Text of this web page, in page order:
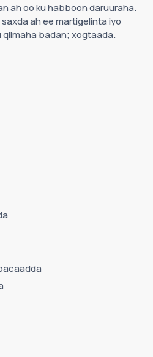
ah oo ku habboon daruuraha.
ah ee martigelinta iyo
badan; xogtaada.